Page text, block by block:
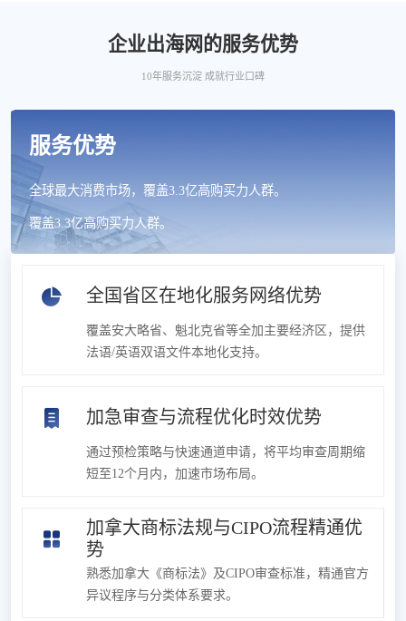
企业出海网的服务优势
10年服务沉淀 成就行业口碑
服务优势
全球最大消费市场，覆盖3.3亿高购买力人群。
覆盖3.3亿高购买力人群。
全国省区在地化服务网络优势
覆盖安大略省、魁北克省等全加主要经济区，提供
法语/英语双语文件本地化支持。
加急审查与流程优化时效优势
通过预检策略与快速通道申请，将平均审查周期缩
短至12个月内，加速市场布局。
加拿大商标法规与CIPO流程精通优
势
熟悉加拿大《商标法》及CIPO审查标准，精通官方
异议程序与分类体系要求。